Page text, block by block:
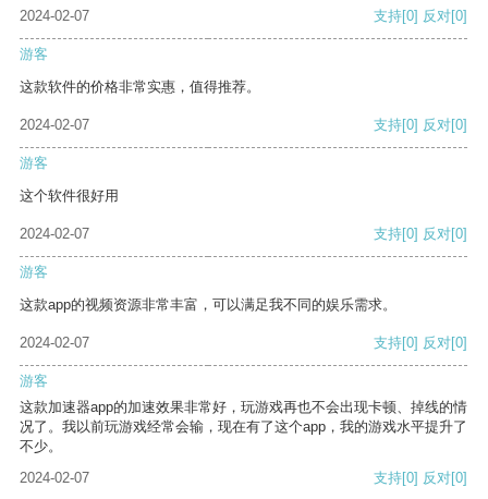
2024-02-07 支持[0] 反对[0]
游客
这款软件的价格非常实惠，值得推荐。
2024-02-07 支持[0] 反对[0]
游客
这个软件很好用
2024-02-07 支持[0] 反对[0]
游客
这款app的视频资源非常丰富，可以满足我不同的娱乐需求。
2024-02-07 支持[0] 反对[0]
游客
这款加速器app的加速效果非常好，玩游戏再也不会出现卡顿、掉线的情
况了。我以前玩游戏经常会输，现在有了这个app，我的游戏水平提升了
不少。
2024-02-07
支持[0] 反对[0]